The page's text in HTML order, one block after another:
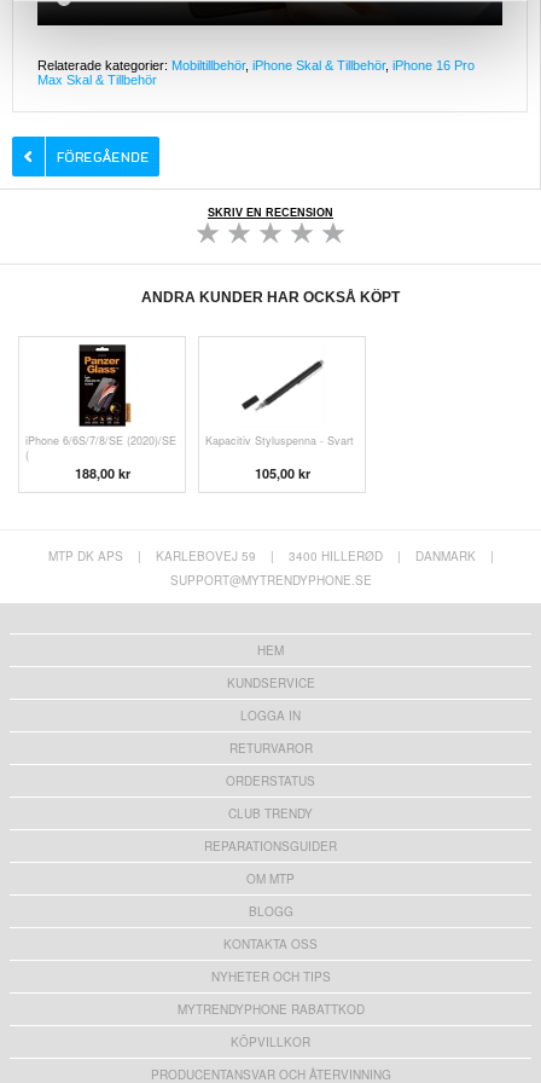
Relaterade kategorier: Mobiltillbehör, iPhone Skal & Tillbehör, iPhone 16 Pro
Max Skal & Tillbehör
SKRIV EN RECENSION
ANDRA KUNDER HAR OCKSÅ KÖPT
iPhone 6/6S/7/8/SE (2020)/SE
(
188,00 kr
Kapacitiv Styluspenna - Svart
105,00 kr
MTP DK APS | KARLEBOVEJ 59 | 3400 HILLERØD | DANMARK
|
SUPPORT@MYTRENDYPHONE.SE
HEM
KUNDSERVICE
LOGGA IN
RETURVAROR
ORDERSTATUS
CLUB TRENDY
REPARATIONSGUIDER
OM MTP
BLOGG
KONTAKTA OSS
NYHETER OCH TIPS
MYTRENDYPHONE RABATTKOD
KÖPVILLKOR
PRODUCENTANSVAR OCH ÅTERVINNING